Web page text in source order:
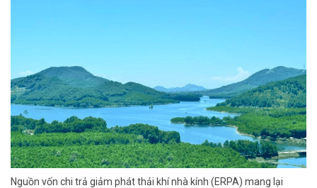
Nguồn vốn chi trả giảm phát thải khí nhà kính (ERPA) mang lại